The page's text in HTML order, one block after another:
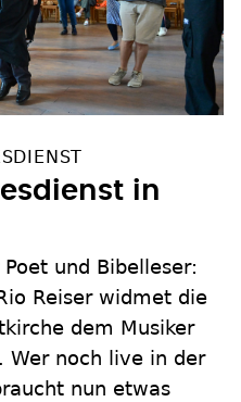
in
und Bibelleser:
Reiser widmet die
dem Musiker
Wer noch live in der
nun etwas